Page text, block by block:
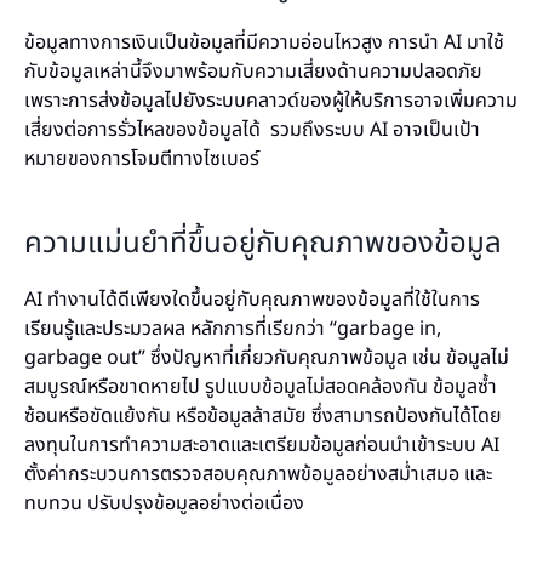
ข้อมูลทางการเงินเป็นข้อมูลที่มีความอ่อนไหวสูง การนำ AI มาใช้
กับข้อมูลเหล่านี้จึงมาพร้อมกับความเสี่ยงด้านความปลอดภัย
เพราะการส่งข้อมูลไปยังระบบคลาวด์ของผู้ให้บริการอาจเพิ่มความ
เสี่ยงต่อการรั่วไหลของข้อมูลได้ รวมถึงระบบ AI อาจเป็นเป้า
หมายของการโจมตีทางไซเบอร์
ความแม่นยำที่ขึ้นอยู่กับคุณภาพของข้อมูล
AI ทำงานได้ดีเพียงใดขึ้นอยู่กับคุณภาพของข้อมูลที่ใช้ในการ
เรียนรู้และประมวลผล หลักการที่เรียกว่า “garbage in,
garbage out” ซึ่งปัญหาที่เกี่ยวกับคุณภาพข้อมูล เช่น ข้อมูลไม่
สมบูรณ์หรือขาดหายไป รูปแบบข้อมูลไม่สอดคล้องกัน ข้อมูลซ้ำ
ซ้อนหรือขัดแย้งกัน หรือข้อมูลล้าสมัย ซึ่งสามารถป้องกันได้โดย
ลงทุนในการทำความสะอาดและเตรียมข้อมูลก่อนนำเข้าระบบ AI
ตั้งค่ากระบวนการตรวจสอบคุณภาพข้อมูลอย่างสม่ำเสมอ และ
ทบทวน ปรับปรุงข้อมูลอย่างต่อเนื่อง